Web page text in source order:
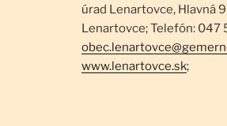
úrad Lenartovce, Hlavná
Lenartovce; Telefón: 047
www.lenartovce.sk;